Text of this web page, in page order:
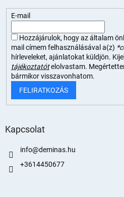
E-mail
Hozzájárulok, hogy az általam
mail címem felhasználásával a(z)
hírleveleket, ajánlatokat küldjön.
tájékoztatót elolvastam.
bármikor visszavonhatom.
FELIRATKOZÁS
Kapcsolat
info@deminas.hu
+3614450677